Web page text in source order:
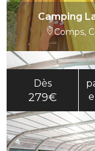
Camping
Comps,
Dès
279€